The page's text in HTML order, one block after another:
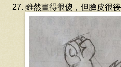
雖然畫得很傻，但臉皮很後